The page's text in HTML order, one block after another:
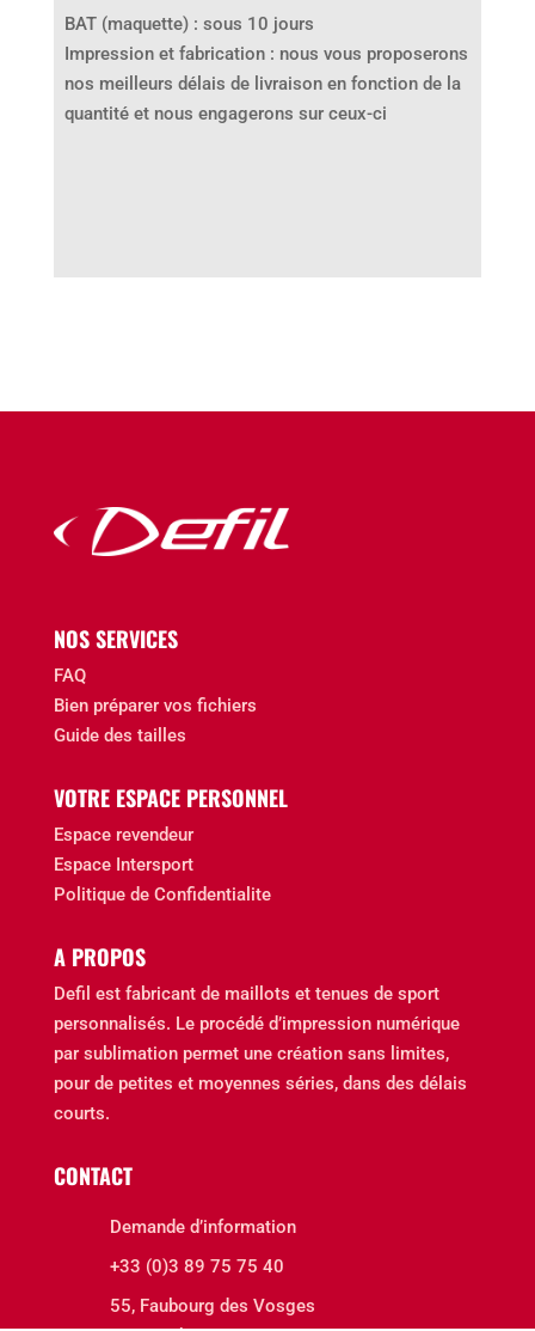
BAT (maquette) : sous 10 jours
Impression et fabrication : nous vous proposerons
nos meilleurs délais de livraison en fonction de la
quantité et nous engagerons sur ceux-ci
NOS SERVICES
FAQ
Bien préparer vos fichiers
Guide des tailles
VOTRE ESPACE PERSONNEL
Espace revendeur
Espace Intersport
Politique de Confidentialite
A PROPOS
Defil est fabricant de maillots et tenues de sport
personnalisés. Le procédé d’impression numérique
par sublimation permet une création sans limites,
pour de petites et moyennes séries, dans des délais
courts.
CONTACT
Demande d’information
+33 (0)3 89 75 75 40
55, Faubourg des Vosges